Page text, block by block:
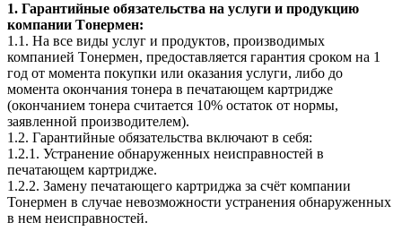
1. Гарантийные обязательства на услуги и продукцию
компании Tонермен:
1.1. На все виды услуг и продуктов, производимых
компанией Tонермен, предоставляется гарантия сроком на 1
год от момента покупки или оказания услуги, либо до
момента окончания тонера в печатающем картридже
(окончанием тонера считается 10% остаток от нормы,
заявленной производителем).
1.2. Гарантийные обязательства включают в себя:
1.2.1. Устранение обнаруженных неисправностей в
печатающем картридже.
1.2.2. Замену печатающего картриджа за счёт компании
Тонермен в случае невозможности устранения обнаруженных
в нем неисправностей.